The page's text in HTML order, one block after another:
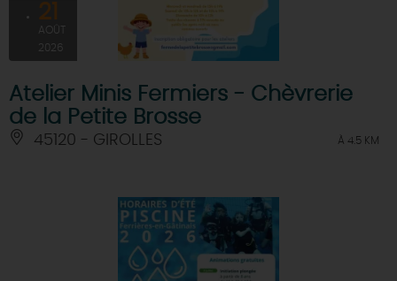
21
AOÛT
2026
Atelier Minis Fermiers - Chèvrerie
de la Petite Brosse
45120 - GIROLLES À 4.5 KM